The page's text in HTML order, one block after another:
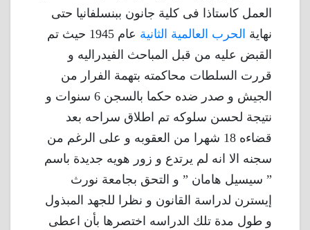
العمل كاستاذا فى كلية جانون ببنسلفانيا حتى
نهاية الحرب العالمية الثانية
عام 1945 حيث تم
القبض عليه من قبل المباحث الفيدراليه و
قررت السلطات محاكمته بتهمة الفرار من
الجيش و صدر ضده حكما بالسجن 6 سنوات و
نتيجة لحسن سلوكه تم اطلاق سراحه بعد
قضاءه 18 شهرا من العقوبه و على الرغم من
سجنه الا انه لم يرتدع و زور هويه جديدة باسم
” سيسيل هامان ” و التحق بجامعة نورث
إيسترن لدراسة القانون و نظرا للجهد المبذول
و طول مدة تلك الدراسه اختصرها بأن اعطى